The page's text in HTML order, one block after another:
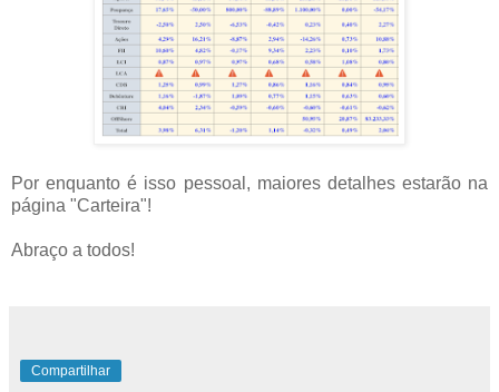
Por enquanto é isso pessoal, maiores detalhes estarão na
página "Carteira"!
Abraço a todos!
Compartilhar